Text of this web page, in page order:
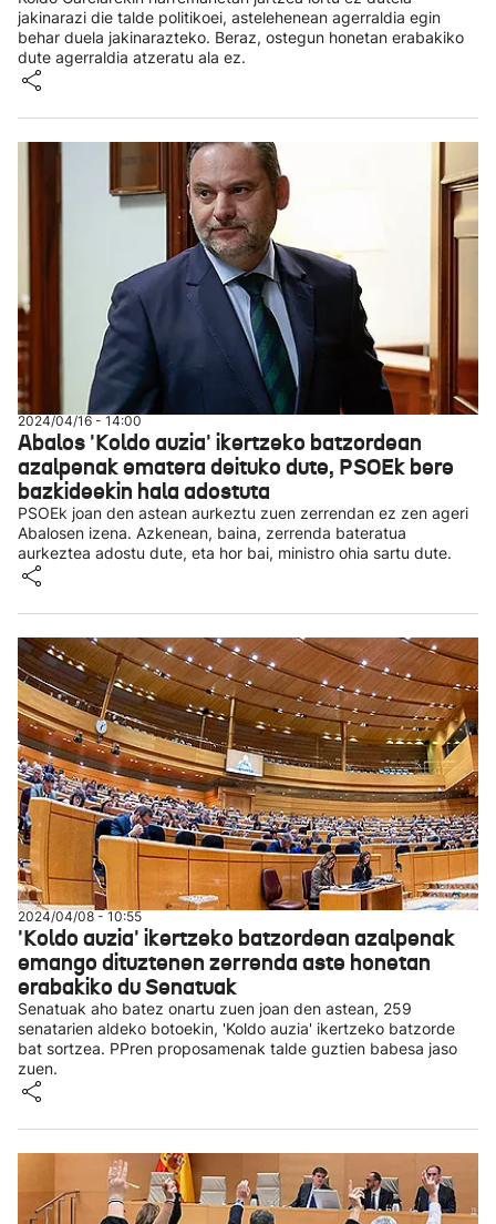
jakinarazi die talde politikoei, astelehenean agerraldia egin
behar duela jakinarazteko. Beraz, ostegun honetan erabakiko
dute agerraldia atzeratu ala ez.
2024/04/16 - 14:00
Abalos 'Koldo auzia' ikertzeko batzordean
azalpenak ematera deituko dute, PSOEk bere
bazkideekin hala adostuta
PSOEk joan den astean aurkeztu zuen zerrendan ez zen ageri
Abalosen izena. Azkenean, baina, zerrenda bateratua
aurkeztea adostu dute, eta hor bai, ministro ohia sartu dute.
2024/04/08 - 10:55
'Koldo auzia' ikertzeko batzordean azalpenak
emango dituztenen zerrenda aste honetan
erabakiko du Senatuak
Senatuak aho batez onartu zuen joan den astean, 259
senatarien aldeko botoekin, 'Koldo auzia' ikertzeko batzorde
bat sortzea. PPren proposamenak talde guztien babesa jaso
zuen.